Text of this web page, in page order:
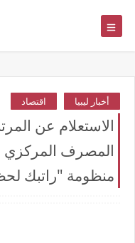
أخبار ليبيا اقتصاد
الاستعلام عن
المصرف المركزي
منظومة "راتبك